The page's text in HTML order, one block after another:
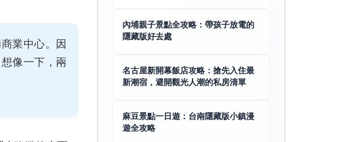
業中心。因
像一下，兩
內埔親子景點全攻略：帶孩子放電的
隱藏版好去處
名古屋新開幕飯店攻略：搶先入住最
新潮宿，避開觀光人潮的私房清單
麻豆景點一日遊：台南隱藏版小鎮漫
遊全攻略